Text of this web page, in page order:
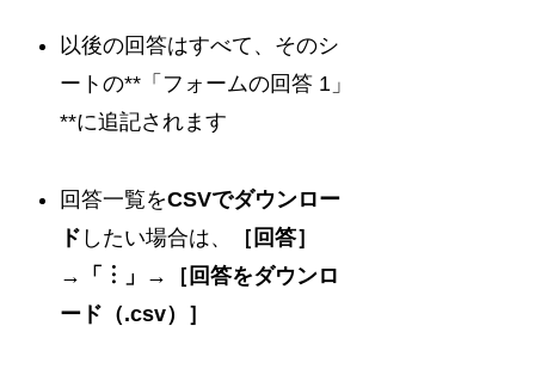
以後の回答はすべて、そのシ
ートの**「フォームの回答 1」
**に追記されます
回答一覧をCSVでダウンロー
ド したい場合は、
［回答］
→「︙」→［回答をダウンロ
ード（.csv）］